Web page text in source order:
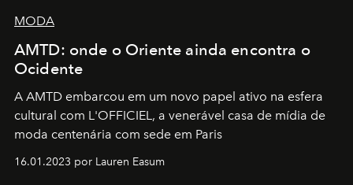
MODA
AMTD: onde o Oriente ainda encontra o
Ocidente
A AMTD embarcou em um novo papel ativo na esfera
cultural com L'OFFICIEL, a venerável casa de mídia de
moda centenária com sede em Paris
16.01.2023 por Lauren Easum